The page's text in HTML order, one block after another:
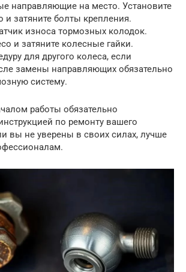
направляющие на место. Установите
и затяните болты крепления.
износа тормозных колодок.
и затяните колесные гайки.
для другого колеса, если
замены направляющих обязательно
систему.
работы обязательно
по ремонту вашего
вы не уверены в своих силах, лучше